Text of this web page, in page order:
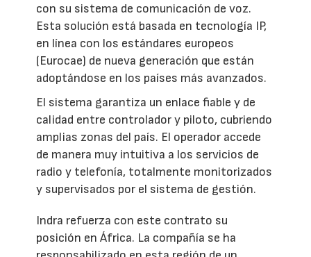
con su sistema de comunicación de voz.
Esta solución está basada en tecnología IP,
en línea con los estándares europeos
(Eurocae) de nueva generación que están
adoptándose en los países más avanzados.
El sistema garantiza un enlace fiable y de
calidad entre controlador y piloto, cubriendo
amplias zonas del país. El operador accede
de manera muy intuitiva a los servicios de
radio y telefonía, totalmente monitorizados
y supervisados por el sistema de gestión.
Indra refuerza con este contrato su
posición en África. La compañía se ha